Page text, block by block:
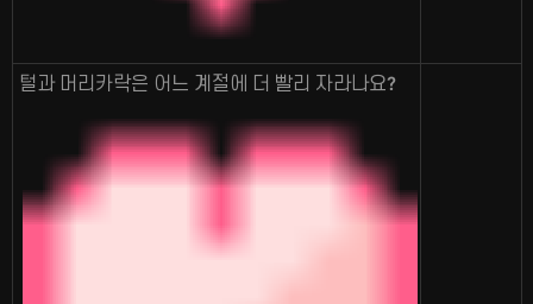
털과 머리카락은 어느 계절에 더 빨리 자라나요?